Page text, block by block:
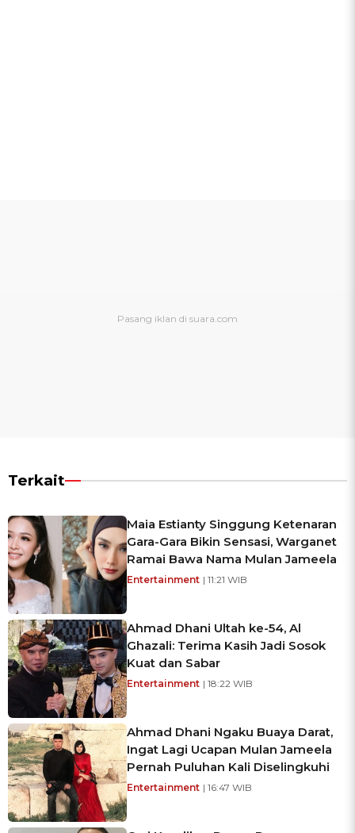
Terkait
Maia Estianty Singgung Ketenaran
Gara-Gara Bikin Sensasi, Warganet
Ramai Bawa Nama Mulan Jameela
Entertainment | 11:21 WIB
Ahmad Dhani Ultah ke-54, Al
Ghazali: Terima Kasih Jadi Sosok
Kuat dan Sabar
Entertainment | 18:22 WIB
Ahmad Dhani Ngaku Buaya Darat,
Ingat Lagi Ucapan Mulan Jameela
Pernah Puluhan Kali Diselingkuhi
Entertainment | 16:47 WIB